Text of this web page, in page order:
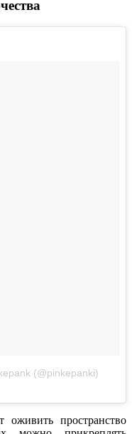
(@pinkepanki)
оживить пространство